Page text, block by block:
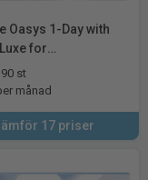
Oasys 1-Day with
for
st
månad
17 priser